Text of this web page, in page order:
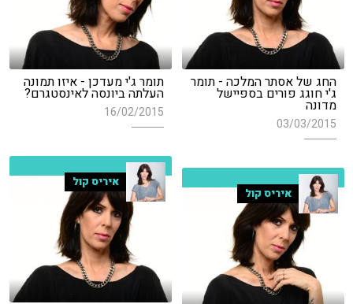
החג של אסתר המלכה - תומר
ג'י חוגג פורים בספיישל
מדונה
03/03/2015
תומר ג'י מעדכן - איזו תמונה
העלתה ביונסה לאינסטגרם?
16/02/2015
איריס קול
איריס קול